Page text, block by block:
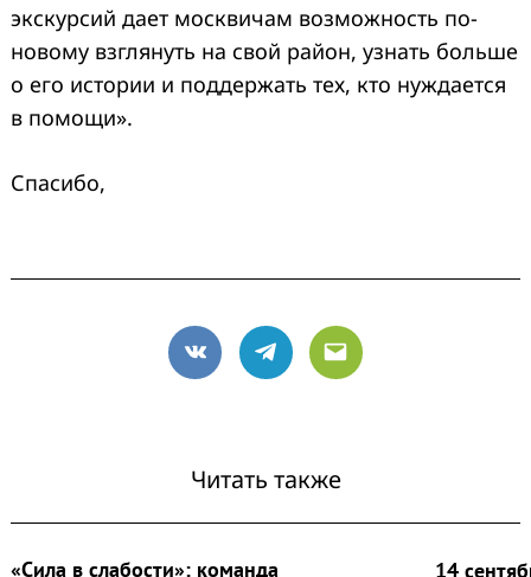
экскурсий дает москвичам возможность по-
новому взглянуть на свой район, узнать больше
о его истории и поддержать тех, кто нуждается
в помощи».
Спасибо,
VK Telegram
Email
Читать также
«Сила в слабости»: команда 14